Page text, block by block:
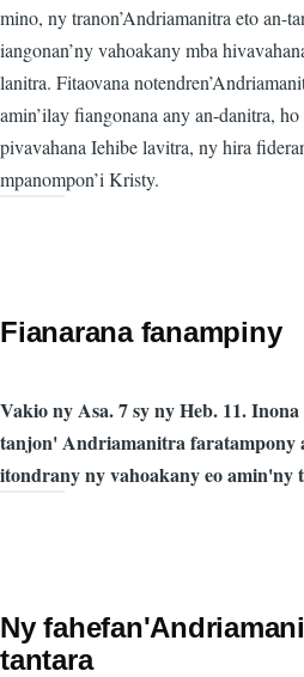
mino, ny tranon’Andriamanitra eto an-
iangonan’ny vahoakany mba
lanitra. Fitaovana
amin’ilay fiangonana any an-danitra,
pivavahana Iehibe lavitra, ny hira
mpanompon’i Kristy.
Fianarana fanampiny
Vakio ny Asa. 7 sy ny Heb. 11.
tanjon' Andriamanitra faratampony
itondrany ny vahoakany eo amin'ny
Ny
tantara